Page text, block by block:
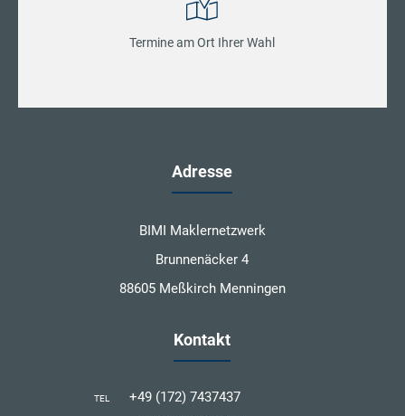
Termine am Ort Ihrer Wahl
Adresse
BIMI Maklernetzwerk
Brunnenäcker 4
88605 Meßkirch Menningen
Kontakt
TEL +49 (172) 7437437